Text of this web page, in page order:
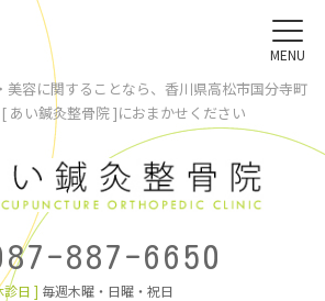
美容に関することなら、香川県高松市国分寺町
あい鍼灸整骨院 ]におまかせください
887-6650
診日 ] 毎週木曜・日曜・祝日
MENU